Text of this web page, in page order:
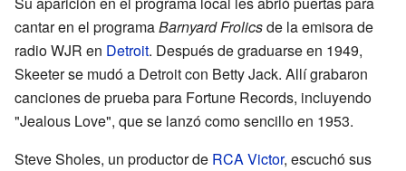
cantar en el programaBarnyard Frolicsde la emisora de
radio WJR en Detroit. Después de graduarse en 1949,
Skeeter se mudó a Detroit con Betty Jack. Allí grabaron
canciones de prueba para Fortune Records, incluyendo
"Jealous Love", que se lanzó como sencillo en 1953.
Steve Sholes, un productor de RCA Victor, escuchó sus